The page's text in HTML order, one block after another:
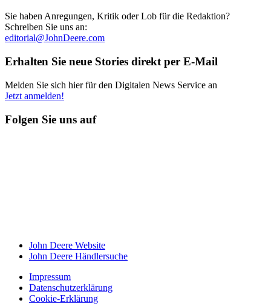
Sie haben Anregungen, Kritik oder Lob für die Redaktion?
Schreiben Sie uns an:
editorial@JohnDeere.com
Erhalten Sie neue Stories direkt per E-Mail
Melden Sie sich hier für den Digitalen News Service an
Jetzt anmelden!
Folgen Sie uns auf
John Deere Website
John Deere Händ­ler­suche
Impressum
Datenschutz­erklärung
Cookie-Erklä­rung